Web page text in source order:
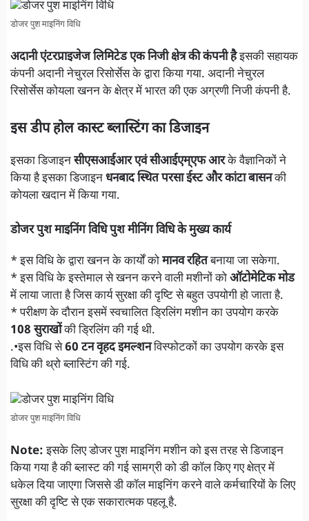
डोजर पुश माइनिंग विधि
अदानी एंटरप्राइजेज लिमिटेड एक निजी क्षेत्र की कंपनी हैइसकी सहायक
कंपनी अदानी नेचुरल रिसोर्सेस के द्वारा किया गया. अदानी नेचुरल
रिसोर्सेस कोयला खनन के क्षेत्र में भारत की एक अग्रणी निजी कंपनी है.
इस डीप होल कास्ट ब्लास्टिंग का डिजाइन
इसका डिजाइनसीएसआईआर एवं सीआईएम्एफ आरके वैज्ञानिकों ने
किया है इसका डिजाइनधनबाद स्थित परसा ईस्ट और कांटा बासनकी
कोयला खदान में किया गया.
डोजर पुश माइनिंग विधि पुश मीनिंग विधि के मुख्य कार्य
* इस विधि के द्वारा खनन के कार्यों कोमानव रहितबनाया जा सकेगा.
* इस विधि के इस्तेमाल से खनन करने वाली मशीनों कोऑटोमेटिक मोड
में लाया जाता है जिस कार्य सुरक्षा की दृष्टि से बहुत उपयोगी हो जाता है.
* परीक्षण के दौरान इसमें स्वचालित ड्रिलिंग मशीन का उपयोग करके
108 सुराखोंकी ड्रिलिंग की गई थी.
.•इस विधि से60 टन वृहद इमल्शनविस्फोटकों का उपयोग करके इस
विधि की थ्रो ब्लास्टिंग की गई.
डोजर पुश माइनिंग विधि
Note:इसके लिए डोजर पुश माइनिंग मशीन को इस तरह से डिजाइन
किया गया है की ब्लास्ट की गई सामग्री को डी कॉल किए गए क्षेत्र में
धकेल दिया जाएगा जिससे डी कॉल माइनिंग करने वाले कर्मचारियों के लिए
सुरक्षा की दृष्टि से एक सकारात्मक पहलू है.